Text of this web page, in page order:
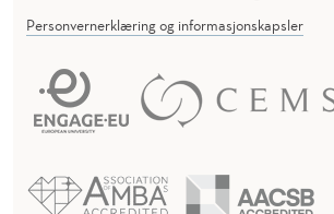
Personvernerklæring og informasjonskapsler